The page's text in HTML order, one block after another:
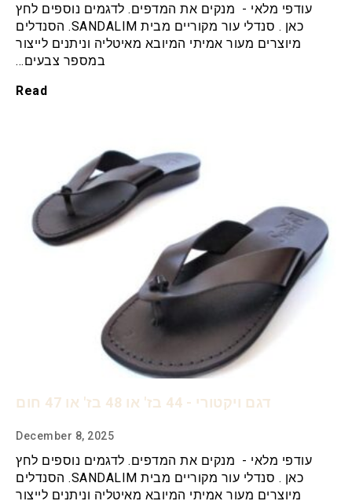
עודפי מלאי - מנקים את המדפים. לדגמים נוספים לחץ
כאן . סנדלי עור מקוריים מבית SANDALIM. הסנדלים
מיוצרים מעור אמיתי המיובא מאיטליה וניתנים לייצור
במספר צבעים…
Read
דגם ויקטורי - 44 בז' או 48 בז' או 47 חום
December 8, 2025
עודפי מלאי - מנקים את המדפים. לדגמים נוספים לחץ
כאן . סנדלי עור מקוריים מבית SANDALIM. הסנדלים
מיוצרים מעור אמיתי המיובא מאיטליה וניתנים לייצור